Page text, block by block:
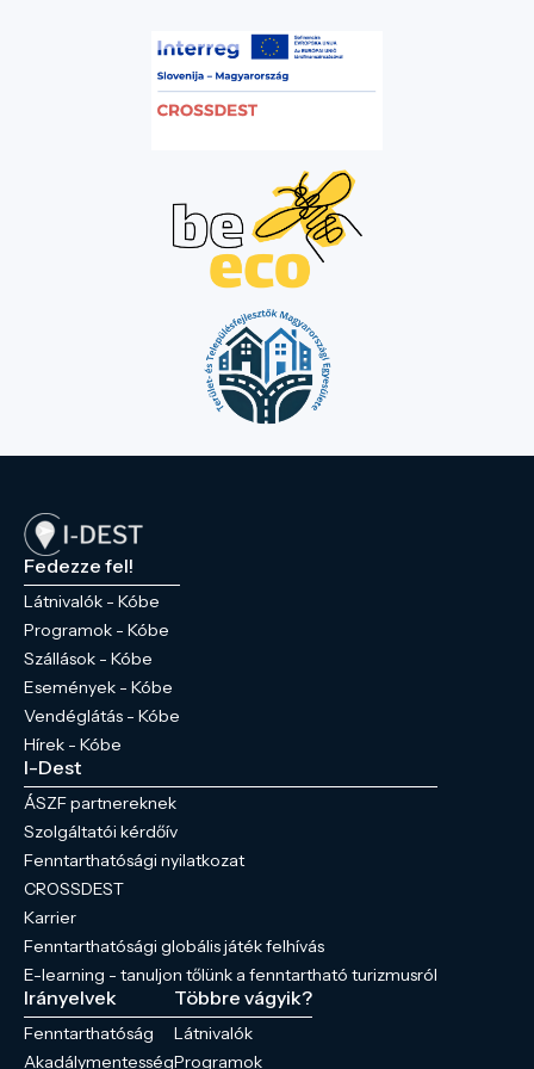
Fedezze fel!
Látnivalók - Kóbe
Programok - Kóbe
Szállások - Kóbe
Események - Kóbe
Vendéglátás - Kóbe
Hírek - Kóbe
I-Dest
ÁSZF partnereknek
Szolgáltatói kérdőív
Fenntarthatósági nyilatkozat
CROSSDEST
Karrier
Fenntarthatósági globális játék felhívás
E-learning - tanuljon tőlünk a fenntartható turizmusról
Irányelvek
Fenntarthatóság
Akadálymentesség
Többre vágyik?
Látnivalók
Programok